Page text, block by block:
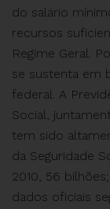
do salário
recursos
Regime Geral.
se sustenta em
federal. A
Social,
tem sido
da Seguridade
2010, 56
dados oficiais